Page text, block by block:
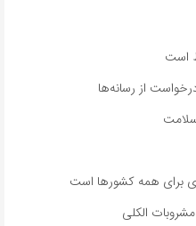
است
درخواست از رسانه‌ها
برای همه کشورها است
الکلی